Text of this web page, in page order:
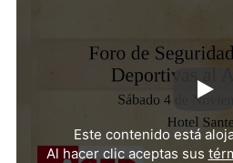
video
Este contenido está
Al hacer clic aceptas sus